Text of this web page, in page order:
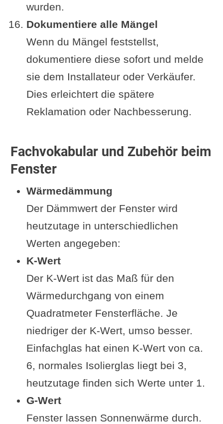
wurden.
Dokumentiere alle Mängel
Wenn du Mängel feststellst,
dokumentiere diese sofort und melde
sie dem Installateur oder Verkäufer.
Dies erleichtert die spätere
Reklamation oder Nachbesserung.
Fachvokabular und Zubehör beim
Fenster
Wärmedämmung
Der Dämmwert der Fenster wird
heutzutage in unterschiedlichen
Werten angegeben:
K-Wert
Der K-Wert ist das Maß für den
Wärmedurchgang von einem
Quadratmeter Fensterfläche. Je
niedriger der K-Wert, umso besser.
Einfachglas hat einen K-Wert von ca.
6, normales Isolierglas liegt bei 3,
heutzutage finden sich Werte unter 1.
G-Wert
Fenster lassen Sonnenwärme durch.